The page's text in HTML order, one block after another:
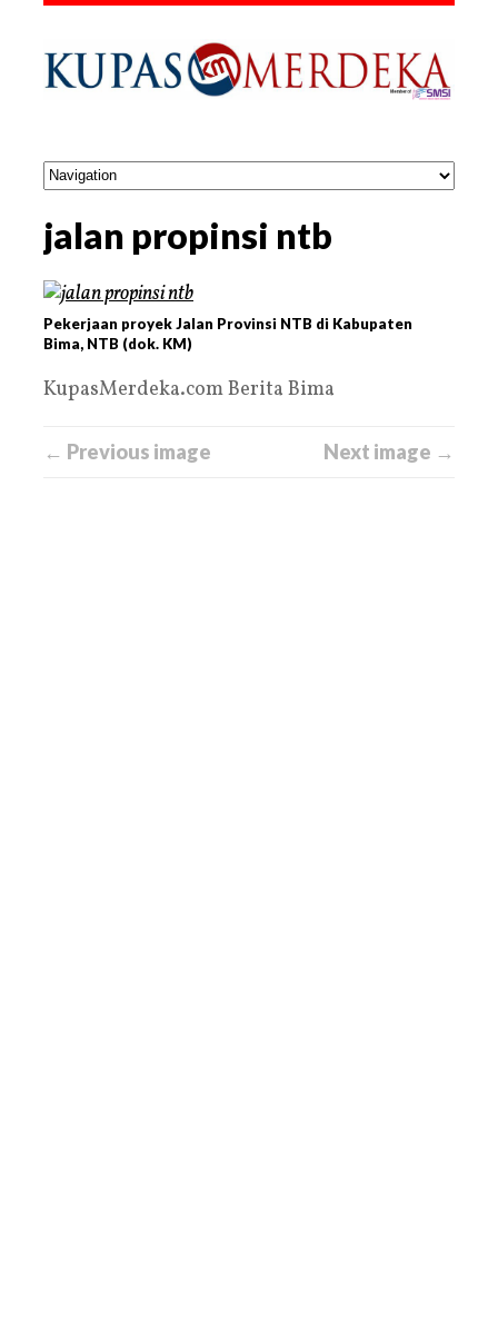
jalan propinsi ntb
Pekerjaan proyek Jalan Provinsi NTB di Kabupaten
Bima, NTB (dok. KM)
KupasMerdeka.com Berita Bima
← Previous image Next image →